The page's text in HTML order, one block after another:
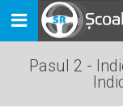
Toggle
navigation
Pasul 2 -